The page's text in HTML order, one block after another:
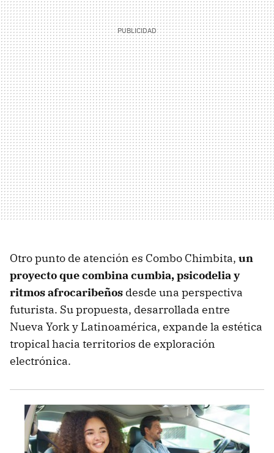
Otro punto de atención es Combo Chimbita, un
proyecto que combina cumbia, psicodelia y
ritmos afrocaribeños desde una perspectiva
futurista. Su propuesta, desarrollada entre
Nueva York y Latinoamérica, expande la estética
tropical hacia territorios de exploración
electrónica.